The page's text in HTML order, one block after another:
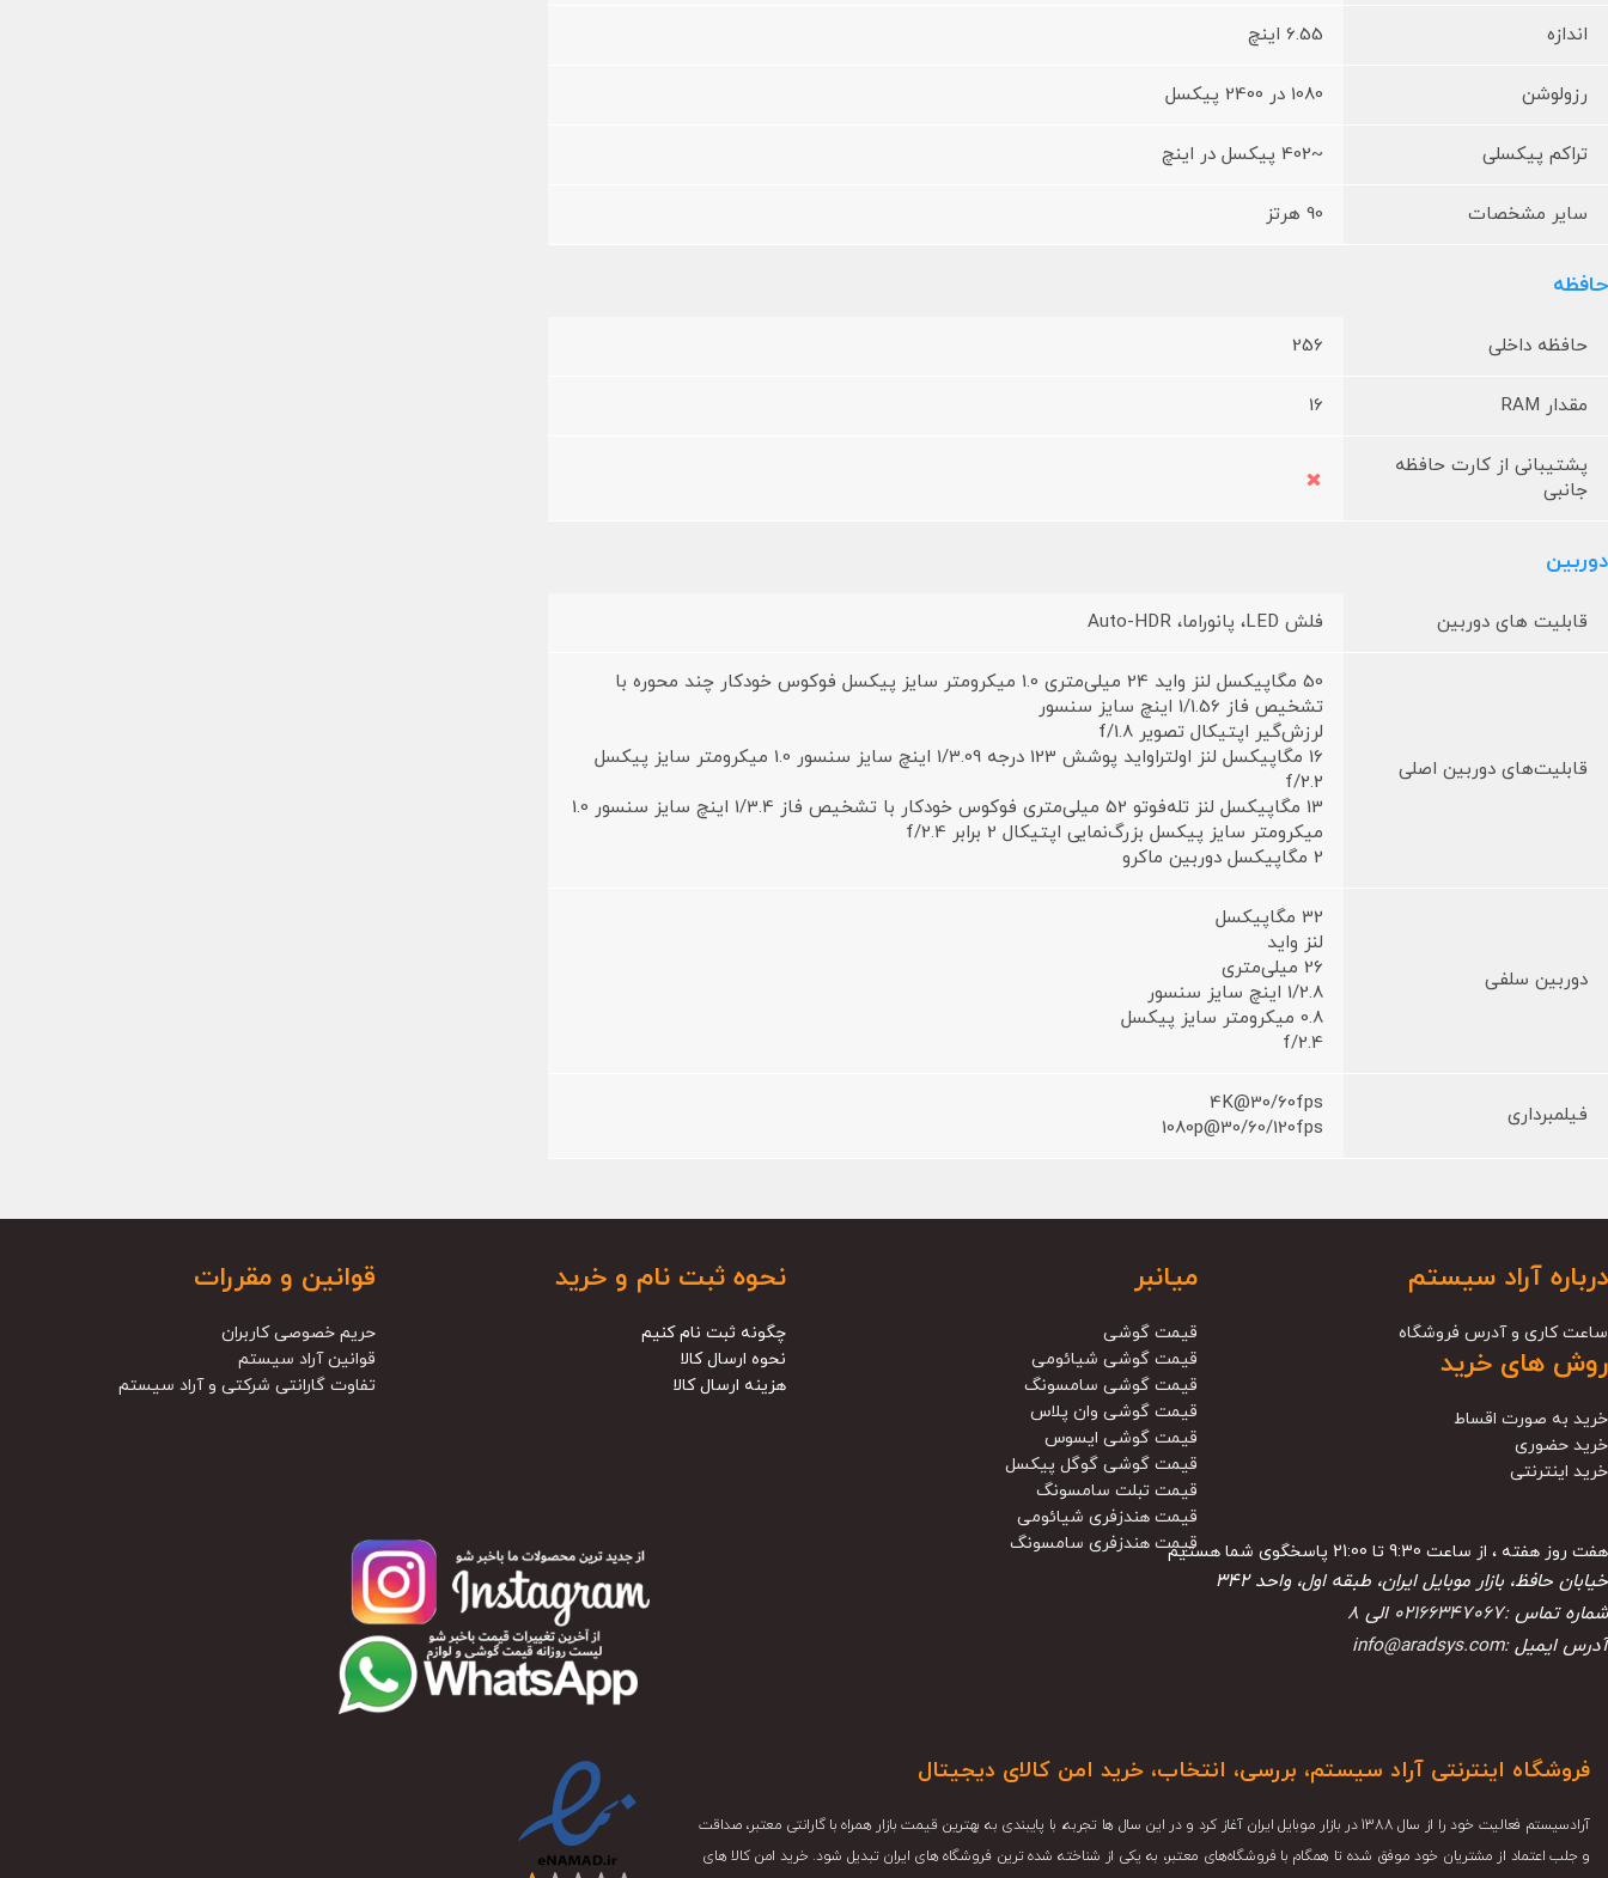
اندازه 6.55 اینچ
رزولوشن 1080 در 2400 پیکسل
تراکم پیکسلی ~402 پیکسل در اینچ
سایر مشخصات 90 هرتز
حافظه
حافظه داخلی 256
مقدار RAM 16
پشتیبانی از کارت حافظه
جانبی
دوربین
قابلیت های دوربین فلش LED، پانوراما، Auto-HDR
قابلیت‌های دوربین اصلی
50 مگاپیکسل لنز واید 24 میلی‌متری 1.0 میکرومتر سایز پیکسل فوکوس خودکار چند محوره با
تشخیص فاز 1/1.56 اینچ سایز سنسور
لرزش‌گیر اپتیکال تصویر f/1.8
16 مگاپیکسل لنز اولتراواید پوشش 123 درجه 1/3.09 اینچ سایز سنسور 1.0 میکرومتر سایز پیکسل
f/2.2
13 مگاپیکسل لنز تله‌فوتو 52 میلی‌متری فوکوس خودکار با تشخیص فاز 1/3.4 اینچ سایز سنسور 1.0
میکرومتر سایز پیکسل بزرگ‌نمایی اپتیکال 2 برابر f/2.4
2 مگاپیکسل دوربین ماکرو
دوربین سلفی
32 مگاپیکسل
لنز واید
26 میلی‌متری
1/2.8 اینچ سایز سنسور
0.8 میکرومتر سایز پیکسل
f/2.4
فیلمبرداری
4K@30/60fps
1080p@30/60/120fps
قوانین و مقررات
حریم خصوصی کاربران
قوانین آراد سیستم
تفاوت گارانتی شرکتی و آراد سیستم
نحوه ثبت نام و خرید
چگونه ثبت نام کنیم
نحوه ارسال کالا
هزینه ارسال کالا
میانبر
قیمت گوشی
قیمت گوشی شیائومی
قیمت گوشی سامسونگ
قیمت گوشی وان پلاس
قیمت گوشی ایسوس
قیمت گوشی گوگل پیکسل
قیمت تبلت سامسونگ
قیمت هندزفری شیائومی
قیمت هندزفری سامسونگ
درباره آراد سیستم
ساعت کاری و آدرس فروشگاه
روش های خرید
خرید به صورت اقساط
خرید حضوری
خرید اینترنتی
هفت روز هفته ، از ساعت 9:30 تا 21:00 پاسخگوی شما هستیم
خیابان حافظ، بازار موبایل ایران، طبقه اول، واحد ۳۴۲
شماره تماس :02166347067 الی 8
آدرس ایمیل :info@aradsys.com
فروشگاه اینترنتی آراد سیستم، بررسی، انتخاب، خرید امن کالای دیجیتال
آرادسیستم فعالیت خود را از سال 1388 در بازار موبایل ایران آغاز کرد و در این سال ها تجربه، با پایبندی به بهترین قیمت بازار همراه با گارانتی معتبر، صداقت
و جلب اعتماد از مشتریان خود موفق شده تا همگام با فروشگاه‌های معتبر، به یکی از شناخته شده ترین فروشگاه های ایران تبدیل شود. خرید امن کالا های